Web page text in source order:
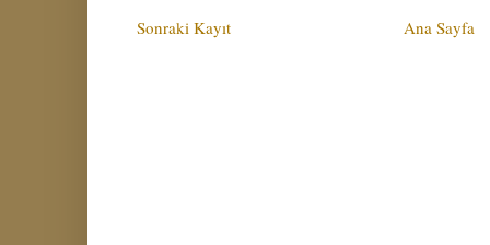
Sonraki Kayıt Ana Sayfa